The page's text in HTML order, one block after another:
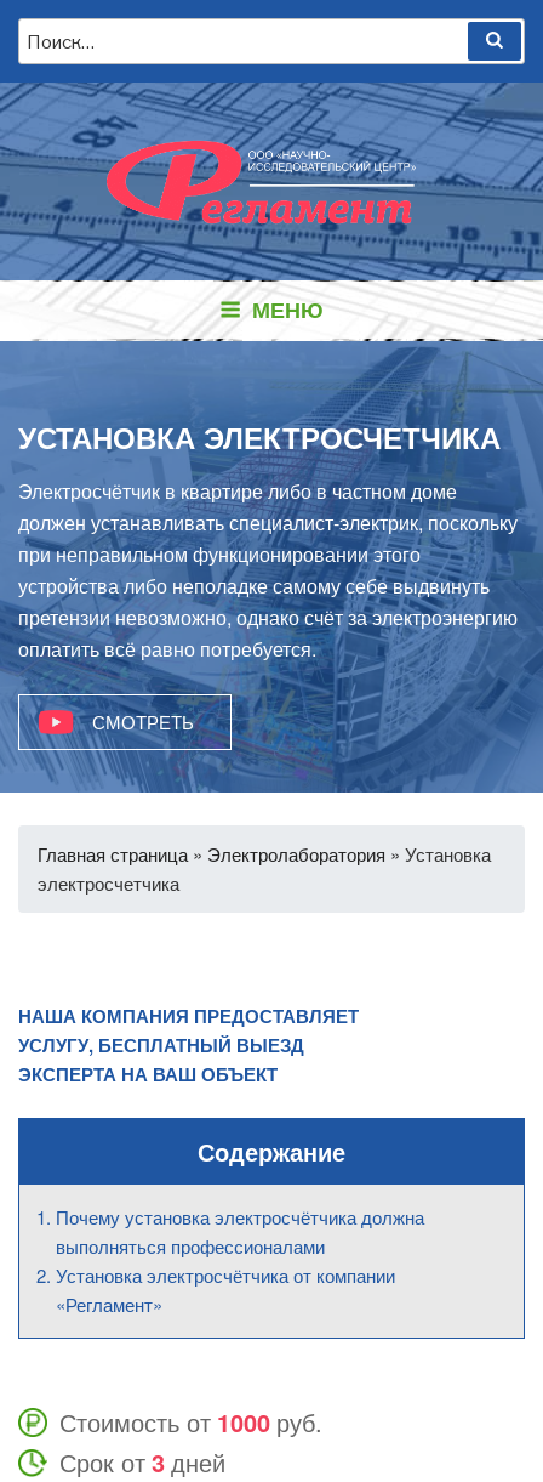
Перейти
содержимому
Искать:
МЕНЮ
УСТАНОВКА ЭЛЕКТРОСЧЕТЧИКА
Электросчётчик в квартире либо в частном доме
должен устанавливать специалист-электрик, поскольку
при неправильном функционировании этого
устройства либо неполадке самому себе выдвинуть
претензии невозможно, однако счёт за электроэнергию
оплатить всё равно потребуется.
СМОТРЕТЬ
Главная страница » Электролаборатория » Установка
электросчетчика
НАША КОМПАНИЯ ПРЕДОСТАВЛЯЕТ
УСЛУГУ, БЕСПЛАТНЫЙ ВЫЕЗД
ЭКСПЕРТА НА ВАШ ОБЪЕКТ
Содержание
Почему установка электросчётчика должна
выполняться профессионалами
Установка электросчётчика от компании
«Регламент»
Стоимость от 1000 руб.
Срок от3дней